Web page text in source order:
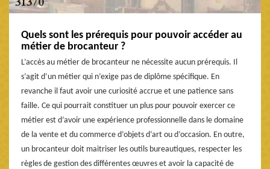
Quels sont les prérequis pour pouvoir accéder au
métier de brocanteur ?
L’accès au métier de brocanteur ne nécessite aucun prérequis. Il
s’agit d’un métier qui n’exige pas de diplôme spécifique. En
revanche il faut avoir une curiosité accrue et une patience sans
faille. Ce qui pourrait constituer un plus pour pouvoir exercer ce
métier est d’avoir une expérience professionnelle dans le domaine
de la vente et du commerce d’objets d’art ou d’occasion. En outre,
un brocanteur doit maitriser les outils bureautiques, respecter les
règles de gestion des différentes œuvres et avoir la capacité de